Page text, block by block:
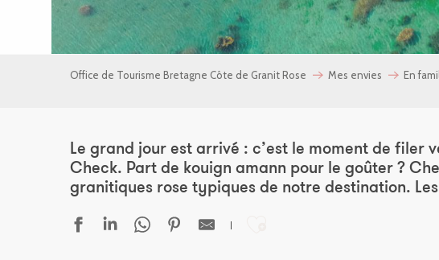
Office de Tourisme Bretagne Côte de Granit Rose Mes envies En
Le grand jour est arrivé : c’est le moment de filer
Check. Part de kouign amann pour le goûter ?
granitiques rose typiques de notre destination.